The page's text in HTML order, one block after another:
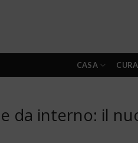
CASA
da interno: il